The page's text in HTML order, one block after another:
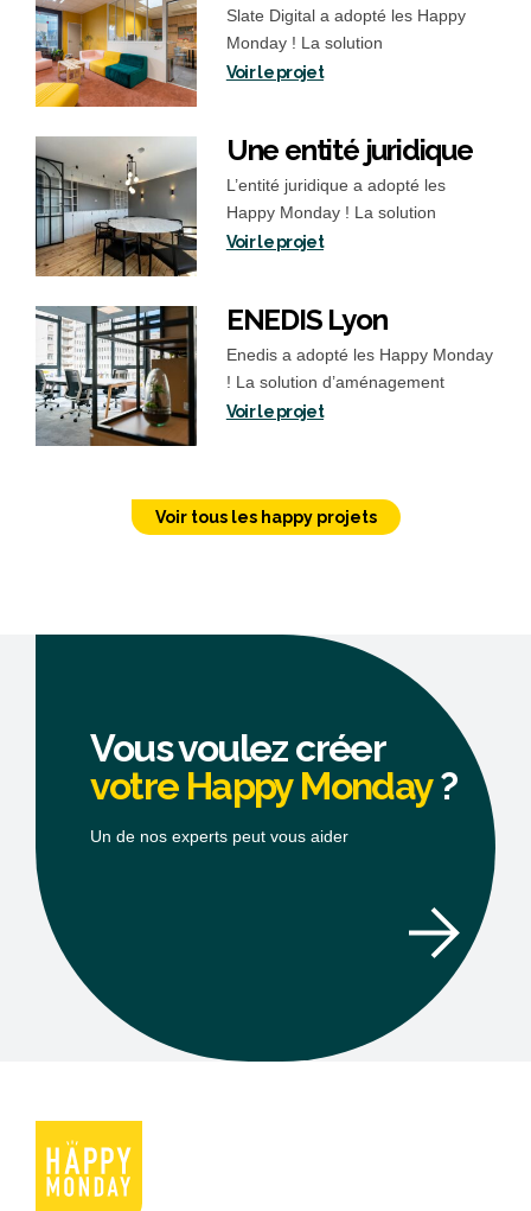
Slate Digital a adopté les Happy
Monday ! La solution
d’aménagement trouvée Nous
Voir le projet
Une entité juridique
L’entité juridique a adopté les
Happy Monday ! La solution
d’aménagement trouvée Nous
Voir le projet
ENEDIS Lyon
Enedis a adopté les Happy Monday
! La solution d’aménagement
trouvée La conception de cet…
Voir le projet
Voir tous les happy projets
Vous voulez créer
votre Happy Monday?
Un de nos experts peut vous aider